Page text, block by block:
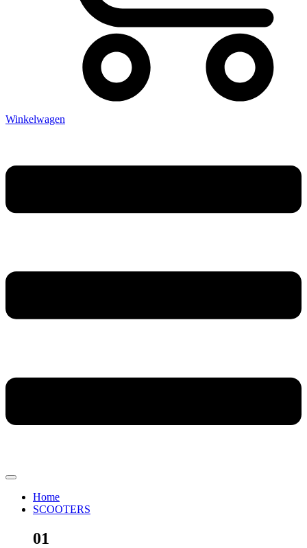
Winkelwagen
Home
SCOOTERS
01